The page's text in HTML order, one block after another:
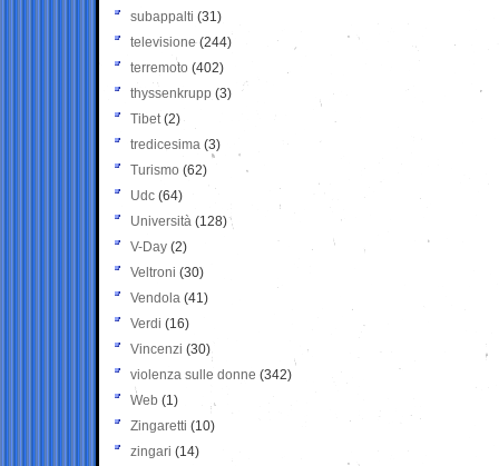
subappalti (31)
televisione(244)
terremoto (402)
thyssenkrupp (3)
Tibet(2)
tredicesima (3)
Turismo (62)
Udc (64)
Università (128)
V-Day (2)
Veltroni (30)
Vendola (41)
Verdi (16)
Vincenzi (30)
violenza sulle donne (342)
Web (1)
Zingaretti (10)
zingari (14)